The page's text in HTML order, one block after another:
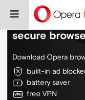
Do more on
secure
Download Opera
built-in ad
battery saver
free VPN